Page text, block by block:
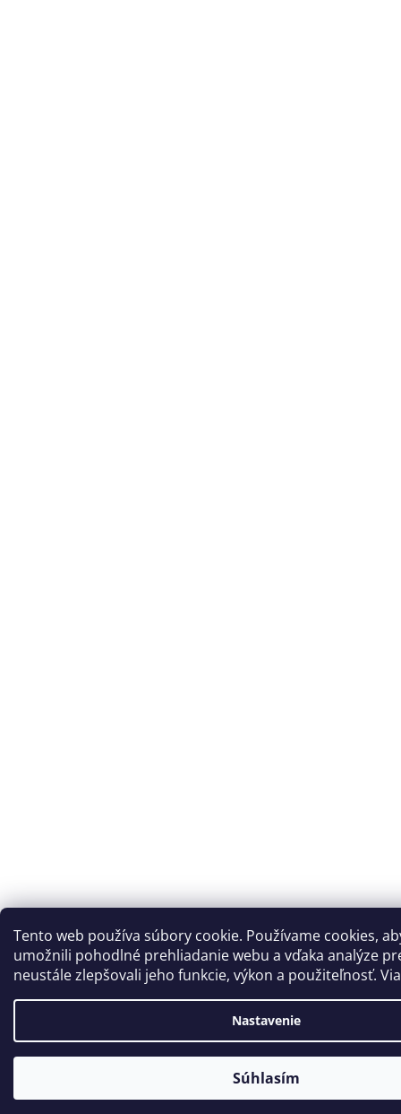
Tento web používa súbory cookie. Používame cookies,
umožnili pohodlné prehliadanie webu a vďaka analýze
neustále zlepšovali jeho funkcie, výkon a použiteľnosť.
Nastavenie
Súhlasím